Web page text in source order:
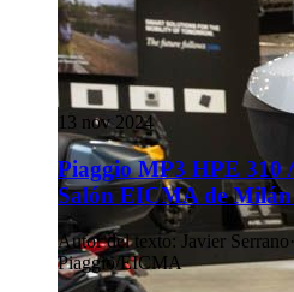
13 nov 2024
Piaggio MP3 HPE 310
Salón EICMA de Milán
Autor del texto: Javier Serrano·
Piaggio/EICMA